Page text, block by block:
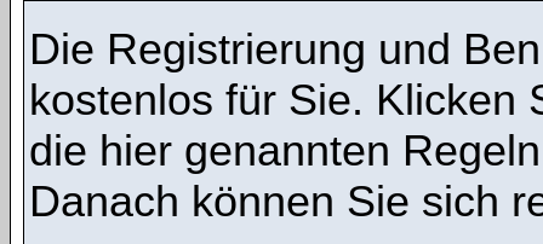
Die Registrierung und
kostenlos für Sie. Klicken
die hier genannten
Danach können Sie sich